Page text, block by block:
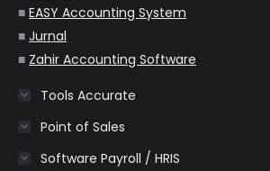
■ EASY Accounting System
■ Jurnal
■ Zahir Accounting Software
Tools Accurate
Point of Sales
Software Payroll / HRIS